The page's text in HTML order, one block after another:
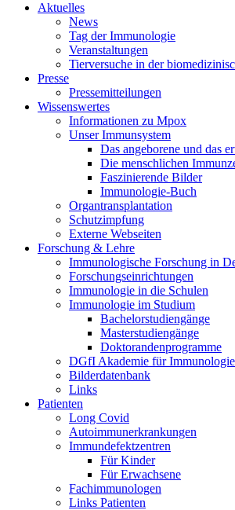
Aktuelles
News
Tag der Immunologie
Veranstaltungen
Tierversuche in der
Presse
Pressemitteilungen
Wissenswertes
Informationen zu Mpox
Unser Immunsystem
Das angeborene und das
Die menschlichen
Faszinierende Bilder
Immunologie-Buch
Organtransplantation
Schutzimpfung
Externe Webseiten
Forschung & Lehre
Immunologische Forschung in
Forschungseinrichtungen
Immunologie in die Schulen
Immunologie im Studium
Bachelorstudiengänge
Masterstudiengänge
Doktorandenprogramme
DGfI Akademie für Immunologie
Bilderdatenbank
Links
Patienten
Long Covid
Autoimmunerkrankungen
Immundefektzentren
Für Kinder
Für Erwachsene
Fachimmunologen
Links Patienten